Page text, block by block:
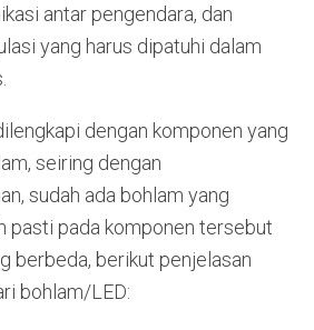
antar pengendara, dan
yang harus dipatuhi dalam
dengan komponen yang
seiring dengan
sudah ada bohlam yang
pasti pada komponen tersebut
berbeda, berikut penjelasan
bohlam/LED: